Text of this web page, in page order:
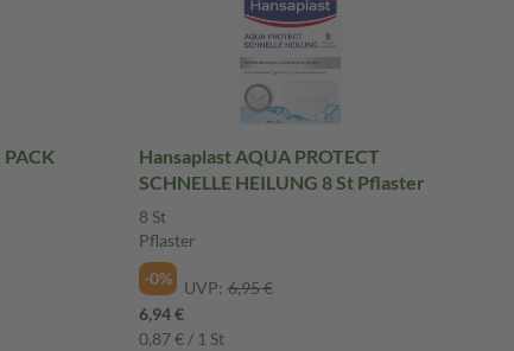
PACK
Hansaplast AQUA PROTECT
SCHNELLE HEILUNG 8 St Pflaster
8 St
Pflaster
-0%
UVP: 6,95 €
6,94 €
0,87 € / 1 St